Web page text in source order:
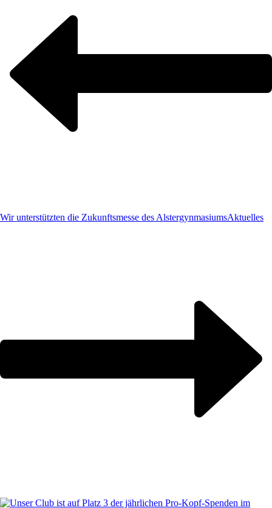
Wir unterstützten die Zukunftsmesse des AlstergynmasiumsAktuelles